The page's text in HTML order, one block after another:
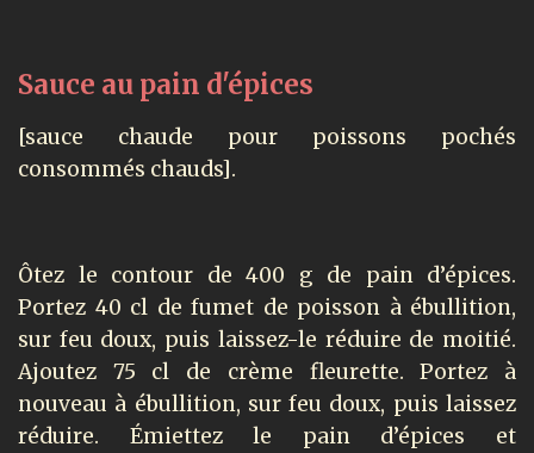
Sauce au pain d'épices
[sauce chaude pour poissons pochés
consommés chauds].
Ôtez le contour de 400 g de pain d’épices.
Portez 40 cl de fumet de poisson à ébullition,
sur feu doux, puis laissez-le réduire de moitié.
Ajoutez 75 cl de crème fleurette. Portez à
nouveau à ébullition, sur feu doux, puis laissez
réduire. Émiettez le pain d’épices et